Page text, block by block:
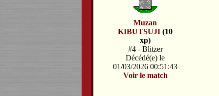
Muzan
KIBUTSUJI (10
xp)
#4 - Blitzer
Décédé(e) le
01/03/2026 00:51:43
Voir le match